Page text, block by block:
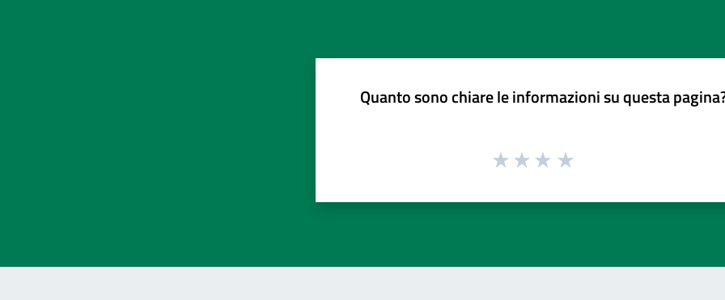
Quanto sono chiare le informazioni su questa